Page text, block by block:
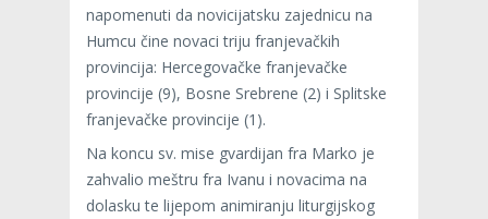
napomenuti da novicijatsku zajednicu na
Humcu čine novaci triju franjevačkih
provincija: Hercegovačke franjevačke
provincije (9), Bosne Srebrene (2) i Splitske
franjevačke provincije (1).
Na koncu sv. mise gvardijan fra Marko je
zahvalio meštru fra Ivanu i novacima na
dolasku te lijepom animiranju liturgijskog